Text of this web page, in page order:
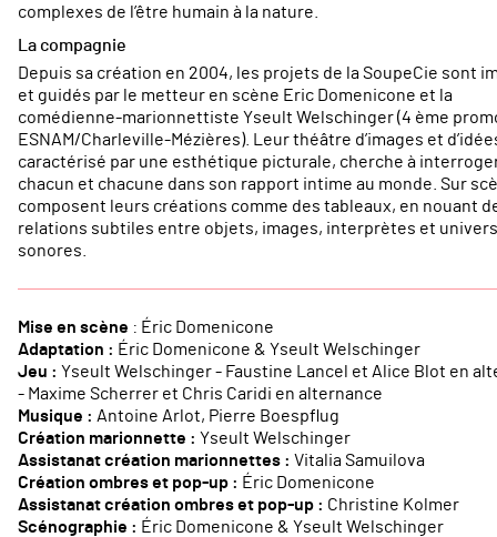
complexes de l’être humain à la nature.
La compagnie
Depuis sa création en 2004, les projets de la SoupeCie sont
et guidés par le metteur en scène Eric Domenicone et la
comédienne-marionnettiste Yseult Welschinger (4 ème
ESNAM/Charleville-Mézières). Leur théâtre d’images et
caractérisé par une esthétique picturale, cherche à
chacun et chacune dans son rapport intime au monde. Sur
composent leurs créations comme des tableaux, en nouant
relations subtiles entre objets, images, interprètes et univers
sonores.
Mise en scène : Éric Domenicone
Adaptation : Éric Domenicone & Yseult Welschinger
Jeu : Yseult Welschinger - Faustine Lancel et Alice Blot en
- Maxime Scherrer et Chris Caridi en alternance
Musique : Antoine Arlot, Pierre Boespflug
Création marionnette : Yseult Welschinger
Assistanat création marionnettes : Vitalia Samuilova
Création ombres et pop-up : Éric Domenicone
Assistanat création ombres et pop-up : Christine Kolmer
Scénographie : Éric Domenicone & Yseult Welschinger